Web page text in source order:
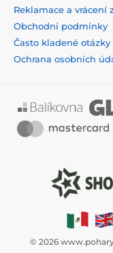
Reklamace a vrácení
Obchodní podmínky
Často kladené otázky
Ochrana osobních
© 2026